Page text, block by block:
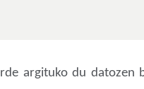
argituko du